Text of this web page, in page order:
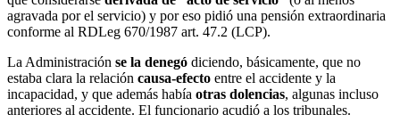
agravada por el servicio) y por eso pidió una pensión extraordinaria
conforme al RDLeg 670/1987 art. 47.2 (LCP).
La Administración se la denegó diciendo, básicamente, que no
estaba clara la relación causa‑efecto entre el accidente y la
incapacidad, y que además había otras dolencias, algunas incluso
anteriores al accidente. El funcionario acudió a los tribunales.